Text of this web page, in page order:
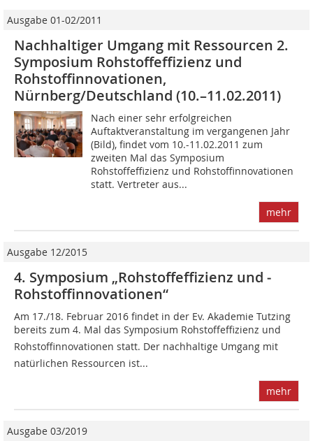
Ausgabe 01-02/2011
Nachhaltiger Umgang mit Ressourcen 2.
Symposium Rohstoffeffizienz und
Rohstoff­innovationen,
Nürnberg/Deutschland (10.–11.02.2011)
Nach einer sehr erfolgreichen
Auftaktveranstaltung im vergangenen Jahr
(Bild), findet vom 10.-11.02.2011 zum
zweiten Mal das Symposium
Rohstoffeffizienz und Rohstoffinnovationen
statt. Vertreter aus...
mehr
Ausgabe 12/2015
4. Symposium „Rohstoffeffizienz und ­
Rohstoffinnovationen“
Am 17./18. Februar 2016 findet in der Ev. Akademie Tutzing
bereits zum 4. Mal das Symposium Rohstoffeffizienz und
Rohstoffinnovationen statt. Der nachhaltige Umgang mit
natürlichen Ressourcen ist...
mehr
Ausgabe 03/2019